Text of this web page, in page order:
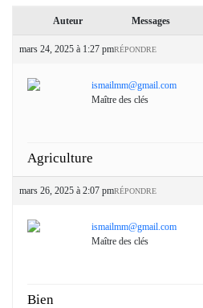
Auteur Messages
mars 24, 2025 à 1:27 pmRÉPONDRE
ismailmm@gmail.com
Maître des clés
Agriculture
mars 26, 2025 à 2:07 pmRÉPONDRE
ismailmm@gmail.com
Maître des clés
Bien